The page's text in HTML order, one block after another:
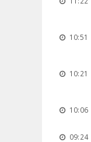
10:51
10:21
10:06
09:24